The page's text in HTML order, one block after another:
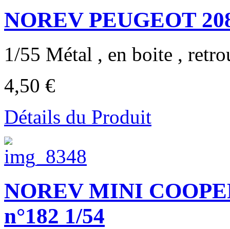
NOREV PEUGEOT
1/55 Métal , en boite ,
4,50 €
Détails du Produit
NOREV MINI
n°182 1/54